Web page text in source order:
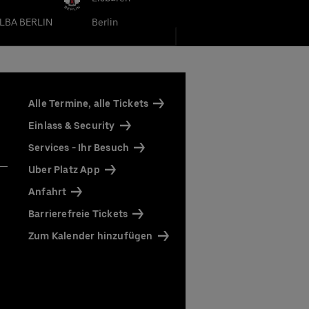
BERLIN Berlin
Alle Termine, alle Tickets
Einlass & Security
Services - Ihr Besuch
Uber Platz App
Anfahrt
Barrierefreie Tickets
Zum Kalender hinzufügen